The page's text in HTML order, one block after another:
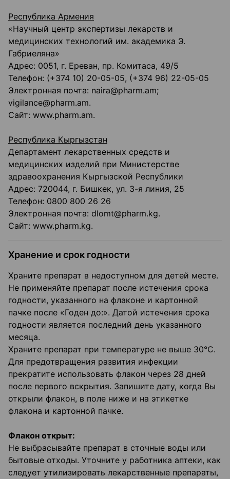
Республика Армения
«Научный центр экспертизы лекарств и
медицинских технологий им. академика Э.
Габриеляна»
Адрес: 0051, г. Ереван, пр. Комитаса, 49/5
Телефон: (+374 10) 20-05-05, (+374 96) 22-05-05
Электронная почта: naira@pharm.am;
vigilance@pharm.am.
Сайт: www.pharm.am.
Республика Кыргызстан
Департамент лекарственных средств и
медицинских изделий при Министерстве
здравоохранения Кыргызской Республики
Адрес: 720044, г. Бишкек, ул. 3-я линия, 25
Телефон: 0800 800 26 26
Электронная почта: dlomt@pharm.kg.
Сайт: www.pharm.kg.
Хранение и срок годности
Храните препарат в недоступном для детей месте.
Не применяйте препарат после истечения срока
годности, указанного на флаконе и картонной
пачке после «Годен до:». Датой истечения срока
годности является последний день указанного
месяца.
Храните препарат при температуре не выше 30°С.
Для предотвращения развития инфекции
прекратите использовать флакон через 28 дней
после первого вскрытия. Запишите дату, когда Вы
открыли флакон, в поле ниже и на этикетке
флакона и картонной пачке.
Флакон открыт:
Не выбрасывайте препарат в сточные воды или
бытовые отходы. Уточните у работника аптеки, как
следует утилизировать лекарственные препараты,